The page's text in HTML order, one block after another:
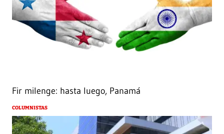
Fir milenge: hasta luego, Panamá
COLUMNISTAS